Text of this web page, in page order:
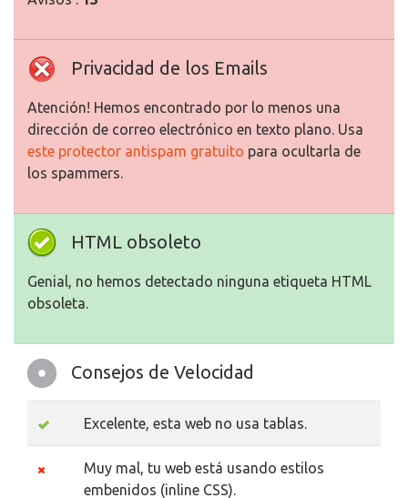
Privacidad de los Emails
Atención! Hemos encontrado por lo menos una
dirección de correo electrónico en texto plano. Usa
este protector antispam gratuito para ocultarla de
los spammers.
HTML obsoleto
Genial, no hemos detectado ninguna etiqueta HTML
obsoleta.
Consejos de Velocidad
Excelente, esta web no usa tablas.
Muy mal, tu web está usando estilos
embenidos (inline CSS).